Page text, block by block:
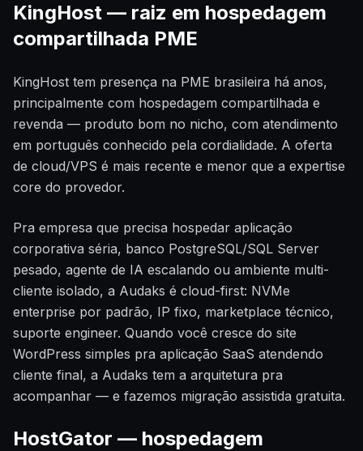
KingHost — raiz em hospedagem
compartilhada PME
KingHost tem presença na PME brasileira há anos,
principalmente com hospedagem compartilhada e
revenda — produto bom no nicho, com atendimento
em português conhecido pela cordialidade. A oferta
de cloud/VPS é mais recente e menor que a expertise
core do provedor.
Pra empresa que precisa hospedar aplicação
corporativa séria, banco PostgreSQL/SQL Server
pesado, agente de IA escalando ou ambiente multi-
cliente isolado, a Audaks é cloud-first: NVMe
enterprise por padrão, IP fixo, marketplace técnico,
suporte engineer. Quando você cresce do site
WordPress simples pra aplicação SaaS atendendo
cliente final, a Audaks tem a arquitetura pra
acompanhar — e fazemos migração assistida gratuita.
HostGator — hospedagem